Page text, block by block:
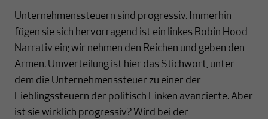
Unternehmenssteuern sind progressiv. Immerhin
fügen sie sich hervorragend ist ein linkes Robin Hood-
Narrativ ein; wir nehmen den Reichen und geben den
Armen. Umverteilung ist hier das Stichwort, unter
dem die Unternehmenssteuer zu einer der
Lieblingssteuern der politisch Linken avancierte. Aber
ist sie wirklich progressiv? Wird bei der